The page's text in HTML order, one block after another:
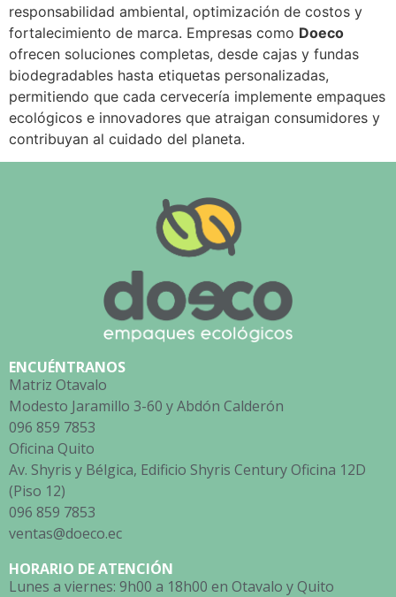
responsabilidad ambiental, optimización de costos y
fortalecimiento de marca. Empresas como Doeco
ofrecen soluciones completas, desde cajas y fundas
biodegradables hasta etiquetas personalizadas,
permitiendo que cada cervecería implemente empaques
ecológicos e innovadores que atraigan consumidores y
contribuyan al cuidado del planeta.
ENCUÉNTRANOS
Matriz Otavalo
Modesto Jaramillo 3-60 y Abdón Calderón
096 859 7853
Oficina Quito
Av. Shyris y Bélgica, Edificio Shyris Century Oficina 12D
(Piso 12)
096 859 7853
ventas@doeco.ec
HORARIO DE ATENCIÓN
Lunes a viernes: 9h00 a 18h00 en Otavalo y Quito